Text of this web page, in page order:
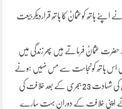
ہاتھ کوعثمانؓ کا ہاتھ قراردیکربیعت
ہے حضرت عثمانؓ فرماتے ہیں پھر زندگی میں
اس ہاتھ کونجاست سے مس نہیں ہونے
دیا خلیفہ دوم سیدنا حضرت عمر فاروق کی شہادت 23 ہجری کے بعد خلافت کی
اپنی خلافت کے دوران بہت سارے